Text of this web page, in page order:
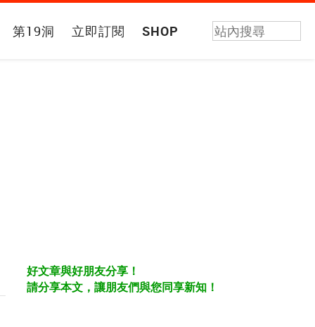
第19洞 立即訂閱 SHOP
好文章與好朋友分享！
請分享本文，讓朋友們與您同享新知！